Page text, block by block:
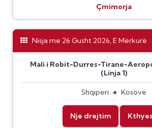
Çmimorja
Nisja me 26 Gusht 2026, E Mërkurë
Mali i Robit-Durres-Tirane-
(Linja 1)
Shqiperi Kosovë
Nje drejtim